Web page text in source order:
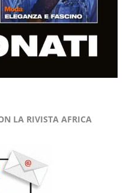
LA RIVISTA AFRICA